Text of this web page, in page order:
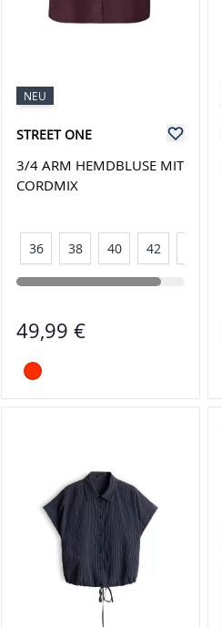
NEU
STREET ONE
3/4 ARM HEMDBLUSE MIT
CORDMIX
36 38 40 42
49,99 €